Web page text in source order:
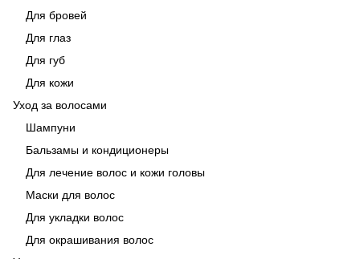
Для бровей
Для глаз
Для губ
Для кожи
Уход за волосами
Шампуни
Бальзамы и кондиционеры
Для лечение волос и кожи головы
Маски для волос
Для укладки волос
Для окрашивания волос